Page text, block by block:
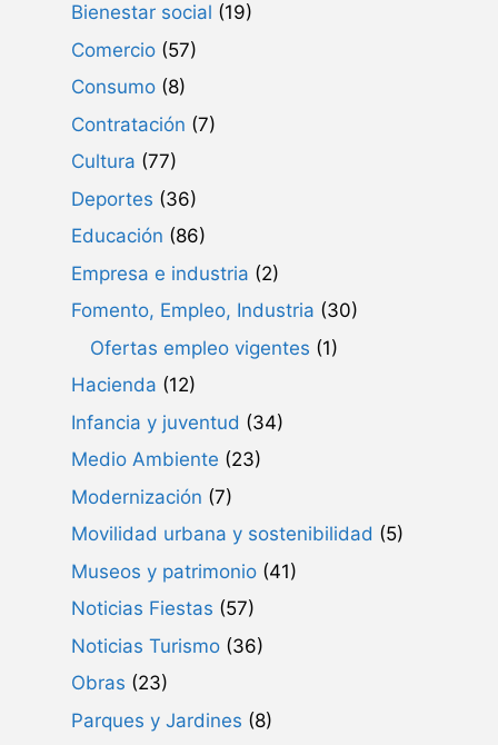
Bienestar social (19)
Comercio (57)
Consumo (8)
Contratación (7)
Cultura (77)
Deportes (36)
Educación (86)
Empresa e industria (2)
Fomento, Empleo, Industria (30)
Ofertas empleo vigentes (1)
Hacienda (12)
Infancia y juventud (34)
Medio Ambiente (23)
Modernización (7)
Movilidad urbana y sostenibilidad (5)
Museos y patrimonio (41)
Noticias Fiestas (57)
Noticias Turismo (36)
Obras (23)
Parques y Jardines (8)